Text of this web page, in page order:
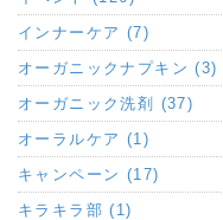
インナーケア (7)
オーガニックナプキン (3)
オーガニック洗剤 (37)
オーラルケア (1)
キャンペーン (17)
キラキラ部 (1)